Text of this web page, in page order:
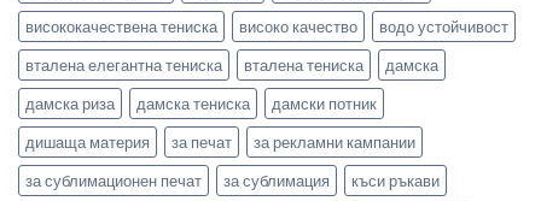
висококачествена тениска
високо качество
водо устойчивост
вталена елегантна тениска
вталена тениска
дамска
дамска риза
дамска тениска
дамски потник
дишаща материя
за печат
за рекламни кампании
за сублимационен печат
за сублимация
къси ръкави